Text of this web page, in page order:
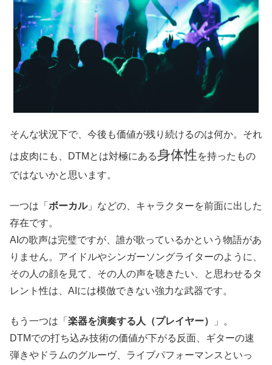
そんな状況下で、今後も価値が残り続けるのは何か。それ
は皮肉にも、DTMとは対極にある身体性を持ったもの
ではないかと思います。
一つは「 ボーカル」などの、キャラクターを前面に出した
存在です。
AIの歌声は完璧ですが、誰が歌っているかという物語があ
りません。アイドルやシンガーソングライターのように、
その人の顔を見て、その人の声を聴きたい、と思わせるタ
レント性は、AIには模倣できない強力な武器です。
もう一つは「 楽器を演奏する人（プレイヤー）
」。
DTMでの打ち込み技術の価値が下がる反面、ギターの速
弾きやドラムのグルーヴ、ライブパフォーマンスといっ